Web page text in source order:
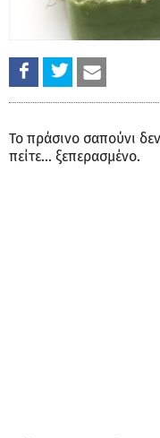
Το πράσινο σαπούνι
πείτε... ξεπερασμένο.